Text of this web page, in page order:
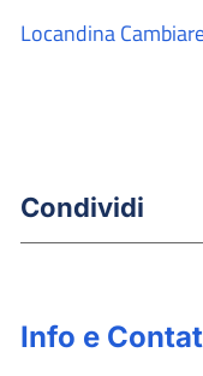
Locandina
Condividi
Info e